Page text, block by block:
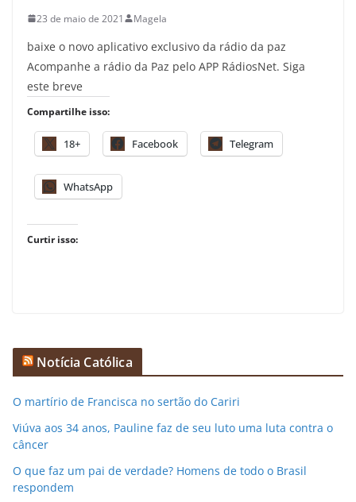
23 de maio de 2021 Magela
baixe o novo aplicativo exclusivo da rádio da paz
Acompanhe a rádio da Paz pelo APP RádiosNet. Siga
este breve
Compartilhe isso:
18+ Facebook Telegram
WhatsApp
Curtir isso:
Notícia Católica
O martírio de Francisca no sertão do Cariri
Viúva aos 34 anos, Pauline faz de seu luto uma luta contra o
câncer
O que faz um pai de verdade? Homens de todo o Brasil
respondem